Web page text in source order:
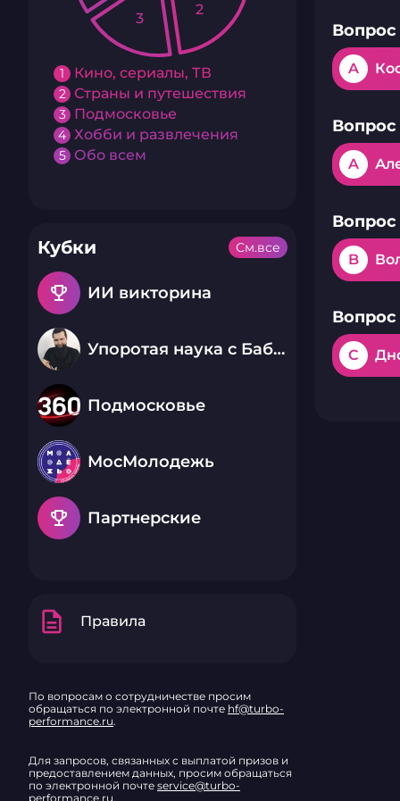
1 Кино, сериалы, ТВ
2 Страны и путешествия
3 Подмосковье
4 Хобби и развлечения
5 Обо всем
2
3
Кубки
emoji_events ИИ викторина
Упоротая наука с Бабаем Лютым
Подмосковье
МосМолодежь
emoji_events Партнерские
См.все
description Правила
По вопросам о сотрудничестве просим
обращаться по электронной почте hf@turbo-
performance.ru.
Для запросов, связанных с выплатой призов и
предоставлением данных, просим обращаться
по электронной почте service@turbo-
performance.ru.
Вопрос
A
Вопрос
A
Вопрос
B
Вопрос
C